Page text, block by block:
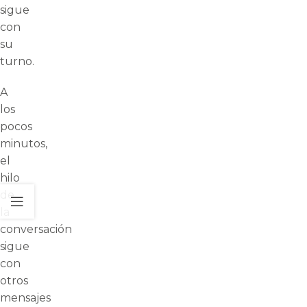
sigue
con
su
turno.
A
los
pocos
minutos,
el
hilo
de
conversación
sigue
con
otros
mensajes